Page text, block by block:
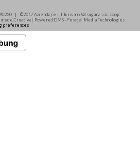
| ©2017 Azienda per il Turismo Valsugana soc. coop.
| Powered DMS - Feratel Media Technologies
preferences